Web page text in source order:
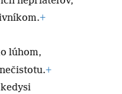
+
lúhom,
+